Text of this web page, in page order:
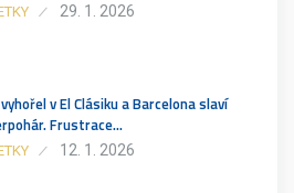
29. 1. 2026
v El Clásiku a Barcelona slaví
Frustrace…
12. 1. 2026